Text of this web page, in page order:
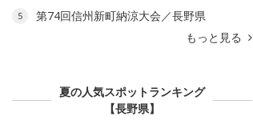
5
第74回信州新町納涼大会／長野県
もっと見る
夏の人気スポットランキング
【長野県】